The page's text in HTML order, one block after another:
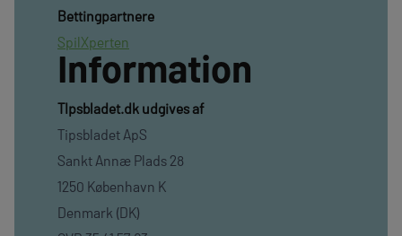
Bettingpartnere
SpilXperten
Information
TIpsbladet.dk udgives af
Tipsbladet ApS
Sankt Annæ Plads 28
1250 København K
Denmark (DK)